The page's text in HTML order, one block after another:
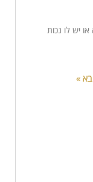
יש לו נכות
»